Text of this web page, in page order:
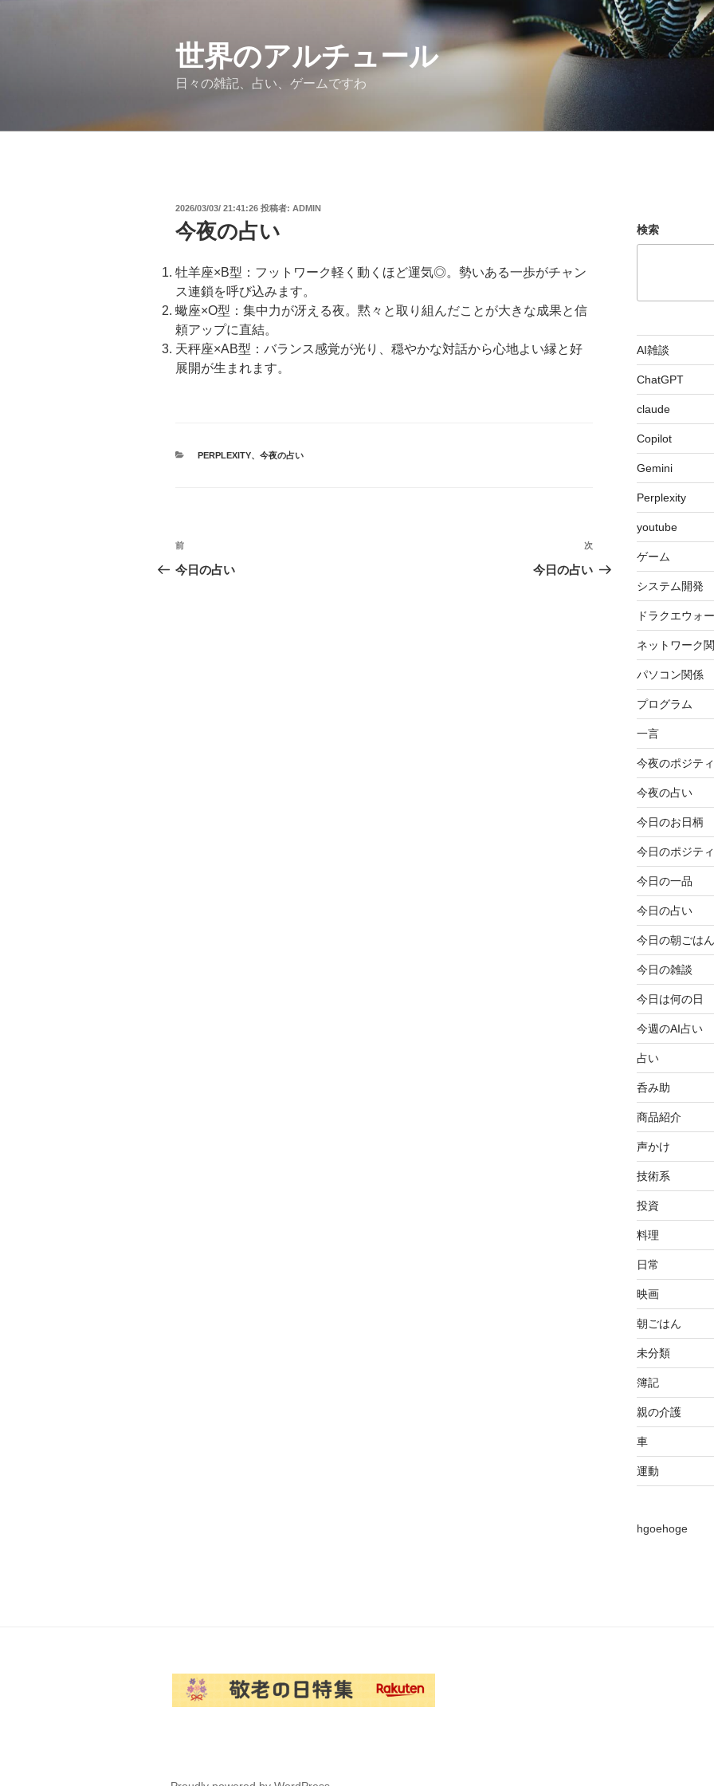
世界のアルチュール
日々の雑記、占い、ゲームですわ
投
日:
2026/03/03/ 21:41:26 投稿者: ADMIN
今夜の占い
牡羊座×B型：フットワーク軽く動くほど運気◎。勢いある一歩がチャン
ス連鎖を呼び込みます。
蠍座×O型：集中力が冴える夜。黙々と取り組んだことが大きな成果と信
頼アップに直結。
天秤座×AB型：バランス感覚が光り、穏やかな対話から心地よい縁と好
展開が生まれます。
カ
PERPLEXITY、 今夜の占い
投
稿
前
の
前
今日の占い
次
の
次
今日の占い
検索
AI雑談
ChatGPT
claude
Copilot
Gemini
Perplexity
youtube
ゲーム
システム開発
ドラクエウォ
ネットワーク
パソコン関係
プログラム
一言
今夜のポジテ
今夜の占い
今日のお日柄
今日のポジテ
今日の一品
今日の占い
今日の朝ごはん
今日の雑談
今日は何の日
今週のAI占い
占い
呑み助
商品紹介
声かけ
技術系
投資
料理
日常
映画
朝ごはん
未分類
簿記
親の介護
車
運動
hgoehoge